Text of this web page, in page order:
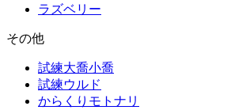
ラズベリー
その他
試練大喬小喬
試練ウルド
からくりモトナリ